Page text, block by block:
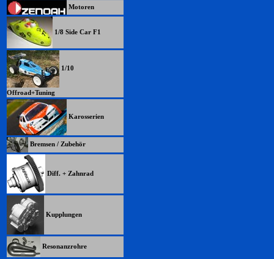
Motoren
1/8 Side Car F1
1/10
Offroad+Tuning
Karosserien
Bremsen / Zubehör
Diff. + Zahnrad
Kupplungen
Resonanzrohre